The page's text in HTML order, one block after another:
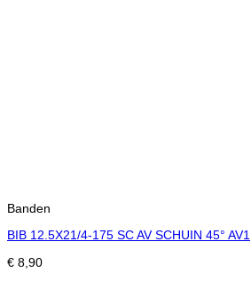
Banden
BIB 12.5X21/4-175 SC AV SCHUIN 45° AV1
€ 8,90